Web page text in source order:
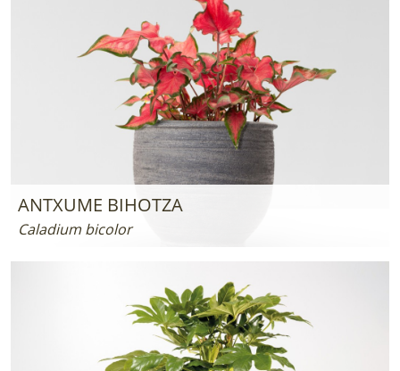
ANTXUME BIHOTZA
Caladium bicolor